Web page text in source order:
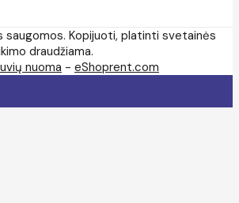
Kopijuoti, platinti svetainės
draudžiama.
nuoma - eShoprent.com